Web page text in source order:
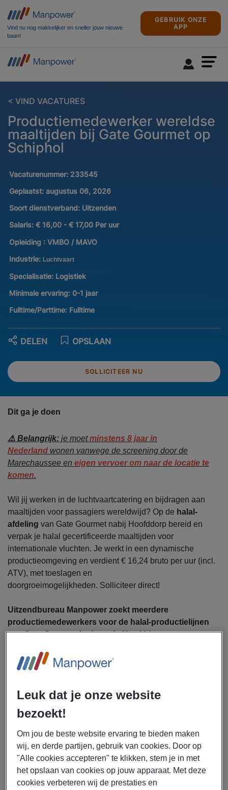
Vind nu nog makkelijker en sneller jouw nieuwe
baan!
GEBRUIK ONZE
APP
< VIND VACATURES
Productiemedewerker wereldse
maaltijden bij Gate Gourmet op
Schiphol
Vacaturenummer: 233545
Geplaatst: augustus 06, 2026
Soort dienstverband: Uitzenden
Salaris: € 16,00 - € 17,00 Per uur
Opleiding : VMBO / MAVO
Industrie: Luchtvaart
Specialisatie: Logistiek
Minimale ervaring: 0-1 jaar
Fulltime/Parttime: Fulltime
SOLLICITEER NU
OPSLAAN
DELEN
Dit ga je doen
⚠️ Belangrijk: je moet minstens 8 jaar in
Nederland wonen vanwege de screening door de
Marechaussee en eigen vervoer om naar de locatie te
komen.
Wil jij werken in de luchtvaartcatering en bijdragen aan
maaltijden voor passagiers wereldwijd? Op de halal-
afdeling van Gate Gourmet nabij Hoofddorp bereid en
verpak je halal gecertificeerde maaltijden voor
internationale vluchten. Je werkt in een dynamische
productieomgeving en verdient € 16,24 bruto per uur (incl.
ATV), met toeslagen en
doorgroeimogelijkheden. Solliciteer direct!
Uitzendbureau Manpower zoekt meerdere
productiemedewerkers voor de halal-productielijnen
van Gate Gourmet in de regio Hoofddorp.
De locatie van deze functie is
875.
Op deze afdeling werk je met halal gecertificeerde
ingrediënten en processen. Je draagt bij aan de kwaliteit,
voedselveiligheid en correcte verwerking volgens
internationale richtlijnen. Je werkzaamheden kunnen
bestaan uit:
🍽️ Make & Pack
Voorbereiden en portioneren van halal maaltijden
voor ontbijt, lunch en diner
Leuk dat je onze website
bezoekt!
Om jou de beste website ervaring te bieden maken
wij, en derde partijen, gebruik van cookies. Door op
"Alle cookies accepteren" te klikken, stem je in met
het opslaan van cookies op jouw apparaat. Met deze
cookies verbeteren wij de prestaties en